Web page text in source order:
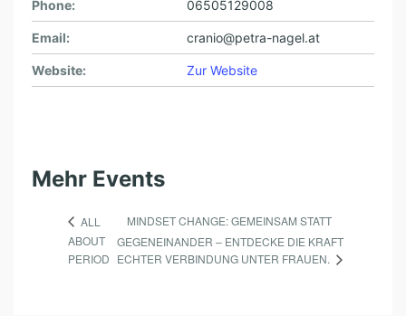
Phone: 06505129008
Email: cranio@petra-nagel.at
Website: Zur Website
Mehr Events
ALL
ABOUT
PERIOD
MINDSET CHANGE: GEMEINSAM STATT
GEGENEINANDER – ENTDECKE DIE KRAFT
ECHTER VERBINDUNG UNTER FRAUEN.